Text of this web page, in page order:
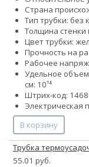
Страна
Тип трубки: без
Толщина стенки
Цвет трубки:
Прочность на
Рабочее
Удельное
см: 10¹⁴
Штрих-код:
Электрическая
В корзину
Трубка
55.01 руб.